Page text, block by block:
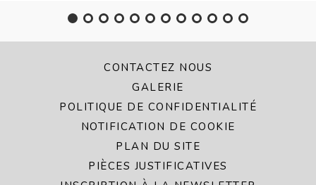
CONTACTEZ NOUS
GALERIE
POLITIQUE DE CONFIDENTIALITÉ
NOTIFICATION DE COOKIE
PLAN DU SITE
PIÈCES JUSTIFICATIVES